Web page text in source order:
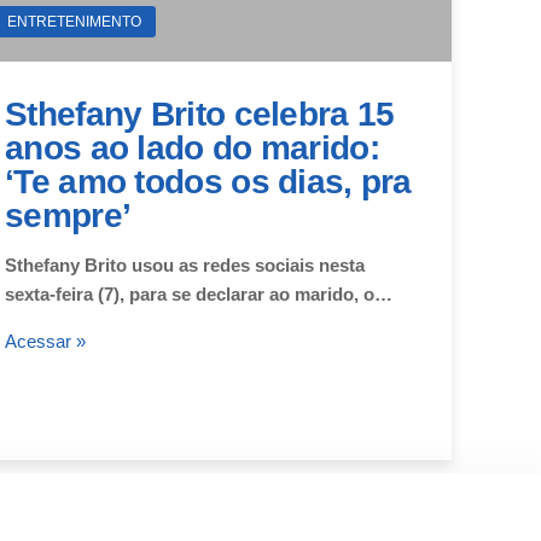
ENTRETENIMENTO
Sthefany Brito celebra 15
anos ao lado do marido:
‘Te amo todos os dias, pra
sempre’
Sthefany Brito usou as redes sociais nesta
sexta-feira (7), para se declarar ao marido, o…
Acessar »